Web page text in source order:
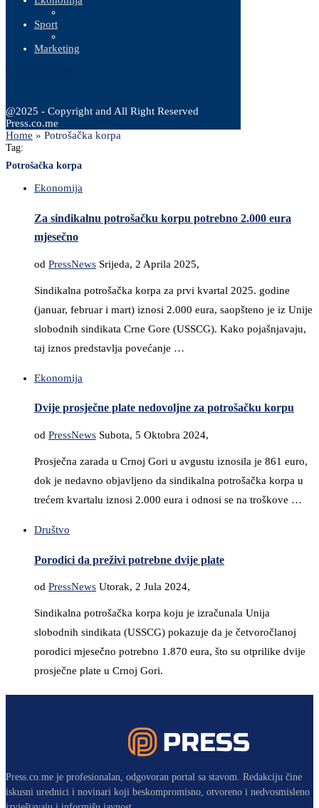
Sport
Marketing
@2025 - Copyright and All Right Reserved
Press.co.me
Home » Potrošačka korpa
Tag:
Potrošačka korpa
Ekonomija
Za sindikalnu potrošačku korpu potrebno 2.000 eura
mjesečno
od PressNews Srijeda, 2 Aprila 2025,
Sindikalna potrošačka korpa za prvi kvartal 2025. godine
(januar, februar i mart) iznosi 2.000 eura, saopšteno je iz Unije
slobodnih sindikata Crne Gore (USSCG). Kako pojašnjavaju,
taj iznos predstavlja povećanje …
Ekonomija
Dvije prosječne plate nedovoljne za potrošačku korpu
od PressNews Subota, 5 Oktobra 2024,
Prosječna zarada u Crnoj Gori u avgustu iznosila je 861 euro,
dok je nedavno objavljeno da sindikalna potrošačka korpa u
trećem kvartalu iznosi 2.000 eura i odnosi se na troškove …
Društvo
Porodici da preživi potrebne dvije plate
od PressNews Utorak, 2 Jula 2024,
Sindikalna potrošačka korpa koju je izračunala Unija
slobodnih sindikata (USSCG) pokazuje da je četvoročlanoj
porodici mjesečno potrebno 1.870 eura, što su otprilike dvije
prosječne plate u Crnoj Gori.
Press.co.me je profesionalan, odgovoran portal sa stavom. Redakciju čine
iskusni urednici i novinari koji beskompromisno, otvoreno i nedvosmisleno